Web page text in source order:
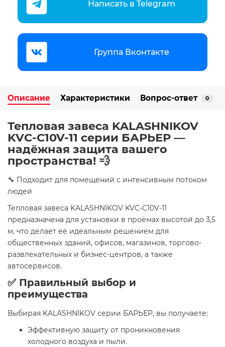
Написать в Telegram
Группа Вконтакте
Описание Характеристики Вопрос-ответ 0
Тепловая завеса KALASHNIKOV
KVС-C10V-11 серии БАРЬЕР —
надёжная защита вашего
пространства! 💨
🔧 Подходит для помещений с интенсивным потоком
людей
Тепловая завеса KALASHNIKOV KVС-C10V-11
предназначена для установки в проёмах высотой до 3,5
м, что делает её идеальным решением для
общественных зданий, офисов, магазинов, торгово-
развлекательных и бизнес-центров, а также
автосервисов.
✅ Правильный выбор и
преимущества
Выбирая KALASHNIKOV серии БАРЬЕР, вы получаете:
Эффективную защиту от проникновения
холодного воздуха и пыли.